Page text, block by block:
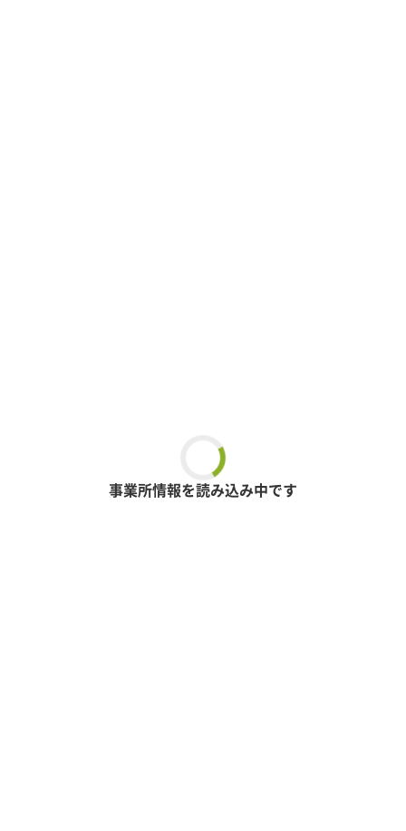
事業所情報を読み込み中です